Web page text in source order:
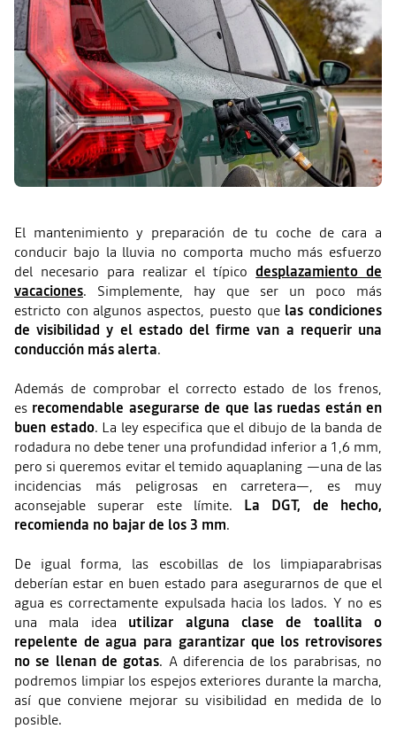
El mantenimiento y preparación de tu coche de cara a
conducir bajo la lluvia no comporta mucho más esfuerzo
del necesario para realizar el típicodesplazamiento de
vacaciones. Simplemente, hay que ser un poco más
estricto con algunos aspectos, puesto que las condiciones
de visibilidad y el estado del firme van a requerir una
conducción más alerta.
Además de comprobar el correcto estado de los frenos,
es recomendable asegurarse de que las ruedas están en
buen estado. La ley especifica que el dibujo de la banda de
rodadura no debe tener una profundidad inferior a 1,6 mm,
pero si queremos evitar el temido aquaplaning —una de las
incidencias más peligrosas en carretera—, es muy
aconsejable superar este límite. La DGT, de hecho,
recomienda no bajar de los 3 mm.
De igual forma, las escobillas de los limpiaparabrisas
deberían estar en buen estado para asegurarnos de que el
agua es correctamente expulsada hacia los lados. Y no es
una mala idea utilizar alguna clase de toallita o
repelente de agua para garantizar que los retrovisores
no se llenan de gotas. A diferencia de los parabrisas, no
podremos limpiar los espejos exteriores durante la marcha,
así que conviene mejorar su visibilidad en medida de lo
posible.